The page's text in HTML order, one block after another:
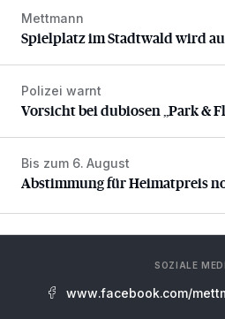
Spielplatz im Stadtwald wird
Mettmann
Spielplatz im Stadtwald wird
Vorsicht bei dubiosen „Park &
Polizei warnt
Vorsicht bei dubiosen „Park &
Abstimmung für Heimatpreis
Bis zum 6. August
Abstimmung für Heimatpreis
SOZIALE
www.facebook.com/